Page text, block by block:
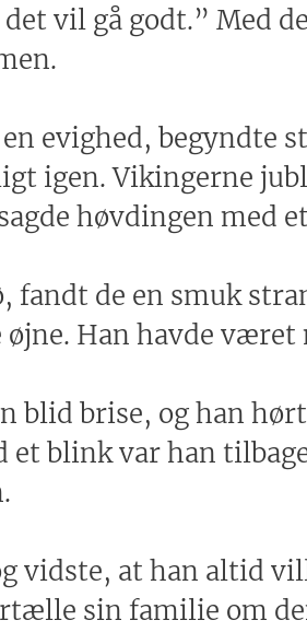
vil gå godt.” Med
evighed, begyndte
igen. Vikingerne
høvdingen med
fandt de en smuk
Han havde
blid brise, og han
et blink var han
vidste, at han altid
sin familie om